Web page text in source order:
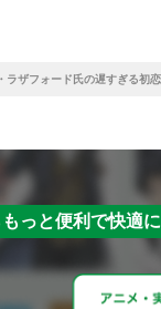
ラザフォード氏の遅すぎる初
っと便利で快適に